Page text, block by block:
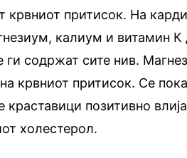
крвниот притисок. На
калиум и витамин К
ги содржат сите нив.
крвниот притисок. Се
позитивно
холестерол.